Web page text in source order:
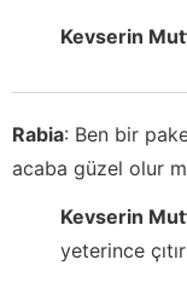
Kevserin
Rabia: Ben bir
acaba güzel olur
Kevserin
yeterince